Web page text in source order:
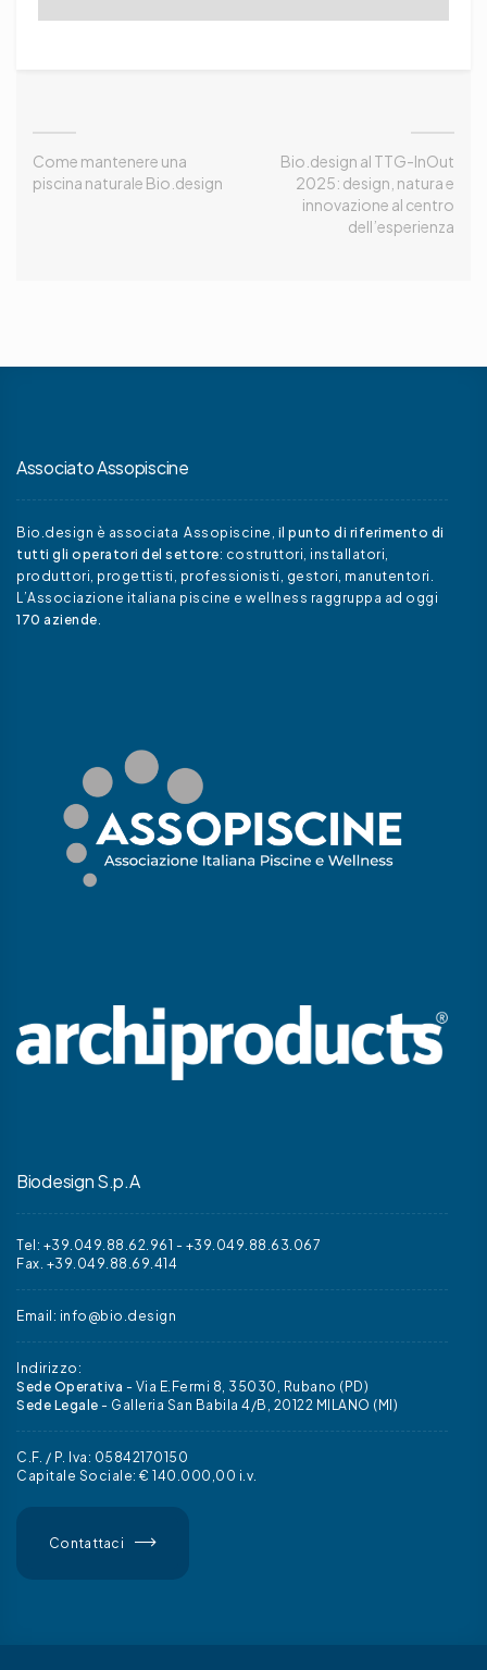
Come mantenere una
piscina naturale Bio.design
Bio.design al TTG-InOut
2025: design, natura e
innovazione al centro
dell’esperienza
Associato Assopiscine
Bio.design è associata Assopiscine, il punto di riferimento di
tutti gli operatori del settore: costruttori, installatori,
produttori, progettisti, professionisti, gestori, manutentori.
L’Associazione italiana piscine e wellness raggruppa ad oggi
170 aziende
Biodesign S.p.A
Tel: +39.049.88.62.961 - +39.049.88.63.067
Fax. +39.049.88.69.414
Email: info@bio.design
Indirizzo:
Sede Operativa - Via E.Fermi 8, 35030, Rubano (PD)
Sede Legale - Galleria San Babila 4/B, 20122 MILANO (MI)
C.F. / P. Iva: 05842170150
Capitale Sociale: € 140.000,00 i.v.
Contattaci